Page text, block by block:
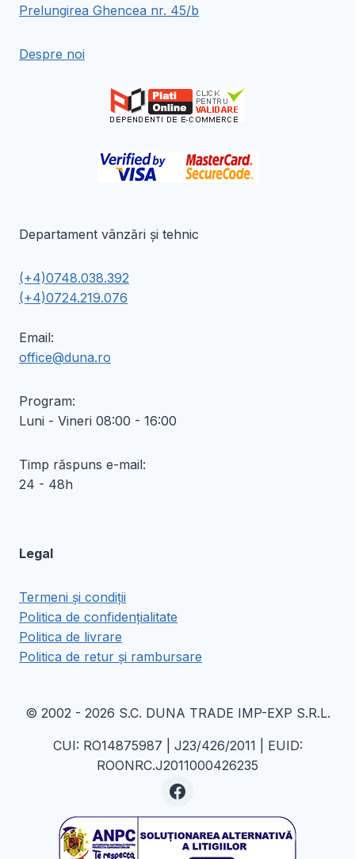
Prelungirea Ghencea nr. 45/b
Despre noi
Departament vânzări și tehnic
(+4)0748.038.392
(+4)0724.219.076
Email:
office@duna.ro
Program:
Luni - Vineri 08:00 - 16:00
Timp răspuns e-mail:
24 - 48h
Legal
Termeni și condiții
Politica de confidențialitate
Politica de livrare
Politica de retur și rambursare
© 2002 - 2026 S.C. DUNA TRADE IMP-EXP S.R.L.
CUI: RO14875987 | J23/426/2011 | EUID:
ROONRC.J2011000426235